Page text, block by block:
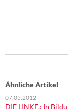
Ähnliche Artikel
07.05.2012
DIE LINKE.: In